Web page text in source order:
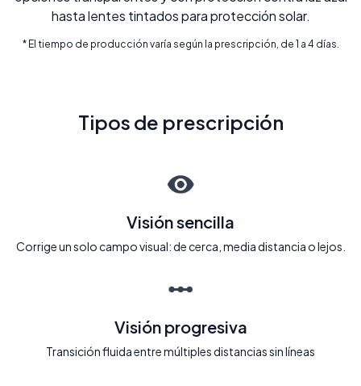
hasta lentes tintados para protección solar.
* El tiempo de producción varía según la prescripción, de 1 a 4 días.
Tipos de prescripción
Visión sencilla
Corrige un solo campo visual: de cerca, media distancia o lejos.
Visión progresiva
Transición fluida entre múltiples distancias sin líneas